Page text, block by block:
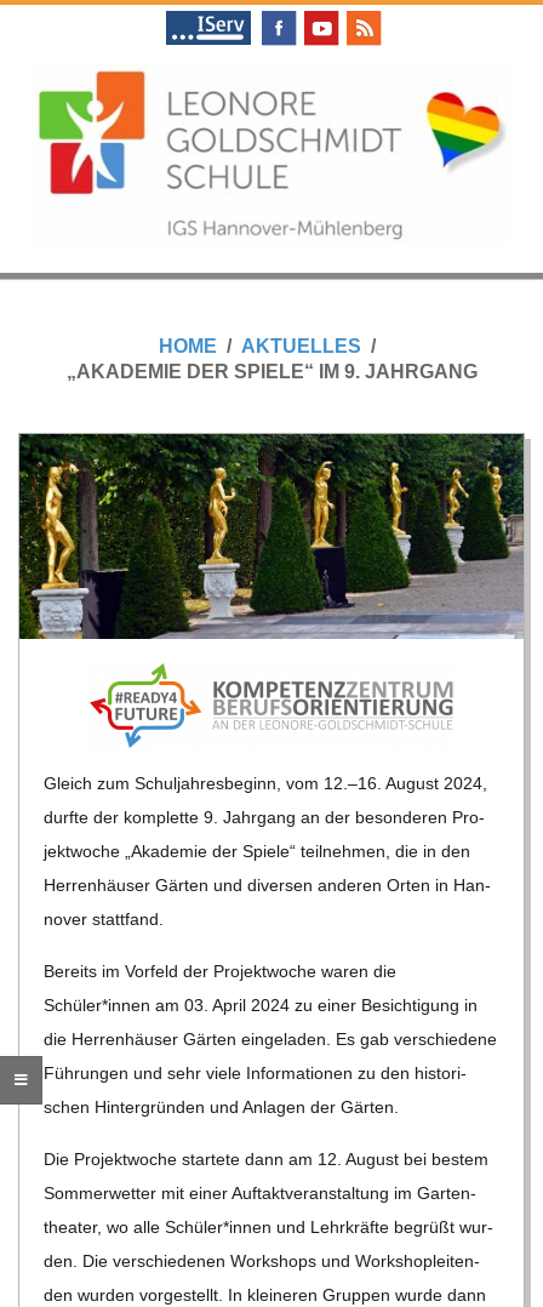
L
N
O
R
G
O
L
D
S
C
H
M
HOME
AKTUELLES
„AKADEMIE DER SPIELE“ IM 9. JAHRGANG
Gleich zum Schul­jah­res­be­ginn, vom 12.–16. August 2024,
durfte der kom­plette 9. Jahr­gang an der beson­de­ren Pro­
jekt­wo­che „Aka­de­mie der Spiele“ teil­neh­men, die in den
Her­ren­häu­ser Gär­ten und diver­sen ande­ren Orten in Han­
no­ver stattfand.
Bereits im Vor­feld der Pro­jekt­wo­che waren die
Schüler*innen am 03. April 2024 zu einer Besich­ti­gung in
die Her­ren­häu­ser Gär­ten ein­ge­la­den. Es gab ver­schie­dene
Füh­run­gen und sehr viele Infor­ma­tio­nen zu den his­to­ri­
schen Hin­ter­grün­den und Anla­gen der Gärten.
Die Pro­jekt­wo­che star­tete dann am 12. August bei bes­tem
Som­mer­wet­ter mit einer Auf­takt­ver­an­stal­tung im Gar­ten­
thea­ter, wo alle Schüler*innen und Lehr­kräfte begrüßt wur­
den. Die ver­schie­de­nen Work­shops und Work­shop­lei­ten­
den wur­den vor­ge­stellt. In klei­ne­ren Grup­pen wurde dann